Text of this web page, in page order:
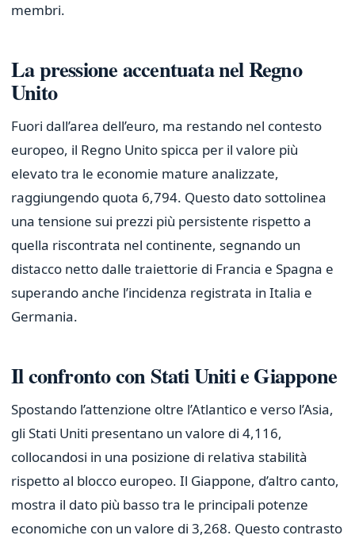
membri.
La pressione accentuata nel Regno
Unito
Fuori dall’area dell’euro, ma restando nel contesto
europeo, il Regno Unito spicca per il valore più
elevato tra le economie mature analizzate,
raggiungendo quota 6,794. Questo dato sottolinea
una tensione sui prezzi più persistente rispetto a
quella riscontrata nel continente, segnando un
distacco netto dalle traiettorie di Francia e Spagna e
superando anche l’incidenza registrata in Italia e
Germania.
Il confronto con Stati Uniti e Giappone
Spostando l’attenzione oltre l’Atlantico e verso l’Asia,
gli Stati Uniti presentano un valore di 4,116,
collocandosi in una posizione di relativa stabilità
rispetto al blocco europeo. Il Giappone, d’altro canto,
mostra il dato più basso tra le principali potenze
economiche con un valore di 3,268. Questo contrasto